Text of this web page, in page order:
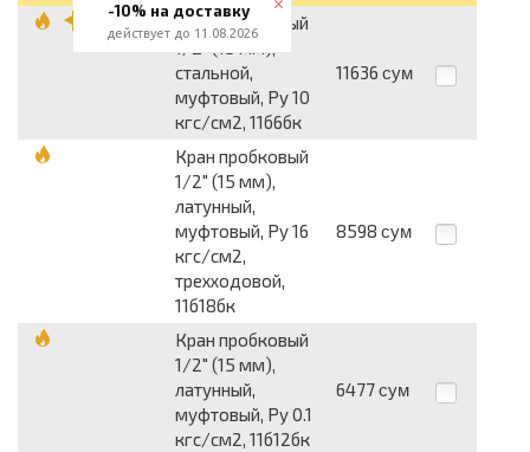
Кран пробковый
1/2" (15 мм),
стальной,
муфтовый, Py 10
кгс/см2, 11б6бк
11636 сум
Кран пробковый
1/2" (15 мм),
латунный,
муфтовый, Py 16
кгс/см2,
трехходовой,
11б18бк
8598 сум
Кран пробковый
1/2" (15 мм),
латунный,
муфтовый, Py 0.1
кгс/см2, 11б12бк
6477 сум
-10% на доставку
действует до 11.08.2026